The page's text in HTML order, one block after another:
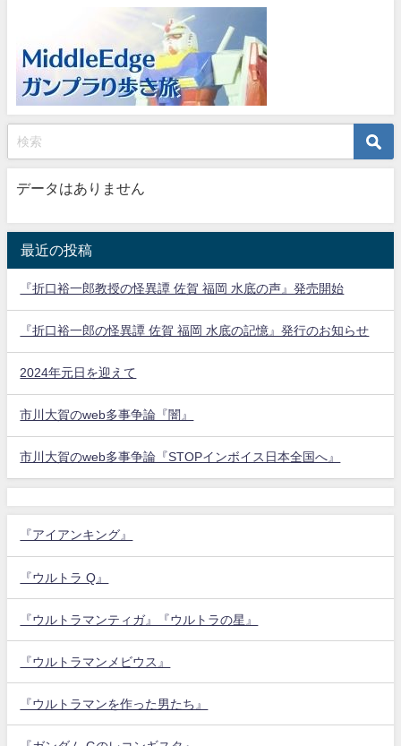
データはありません
最近の投稿
『折口裕一郎教授の怪異譚 佐賀 福岡 水底の声』発売開始
『折口裕一郎の怪異譚 佐賀 福岡 水底の記憶』発行のお知らせ
2024年元日を迎えて
市川大賀のweb多事争論『闇』
市川大賀のweb多事争論『STOPインボイス日本全国へ』
『アイアンキング』
『ウルトラ Q』
『ウルトラマンティガ』『ウルトラの星』
『ウルトラマンメビウス』
『ウルトラマンを作った男たち』